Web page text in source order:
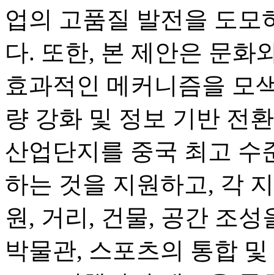
업의 고품질 발전을 도모
다. 또한, 본 제안은 문화
효과적인 메커니즘을 모
량 강화 및 정보 기반 전
산업단지를 중국 최고 수
하는 것을 지원하고, 각
원, 거리, 건물, 공간 조
박물관, 스포츠의 통합